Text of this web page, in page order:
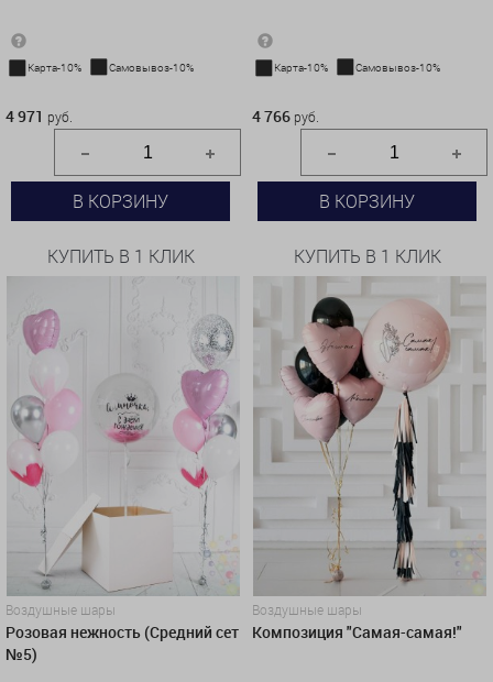
Карта-10% Самовывоз-10%
4 971 руб.
В КОРЗИНУ
КУПИТЬ В 1 КЛИК
Карта-10% Самовывоз-10%
4 766 руб.
В КОРЗИНУ
КУПИТЬ В 1 КЛИК
Воздушные шары
Розовая нежность (Средний сет
№5)
Воздушные шары
Композиция "Самая-самая!"